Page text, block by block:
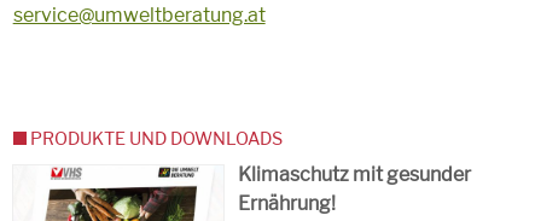
service@umweltberatung.at
PRODUKTE UND DOWNLOADS
Klimaschutz mit gesunder
Ernährung!